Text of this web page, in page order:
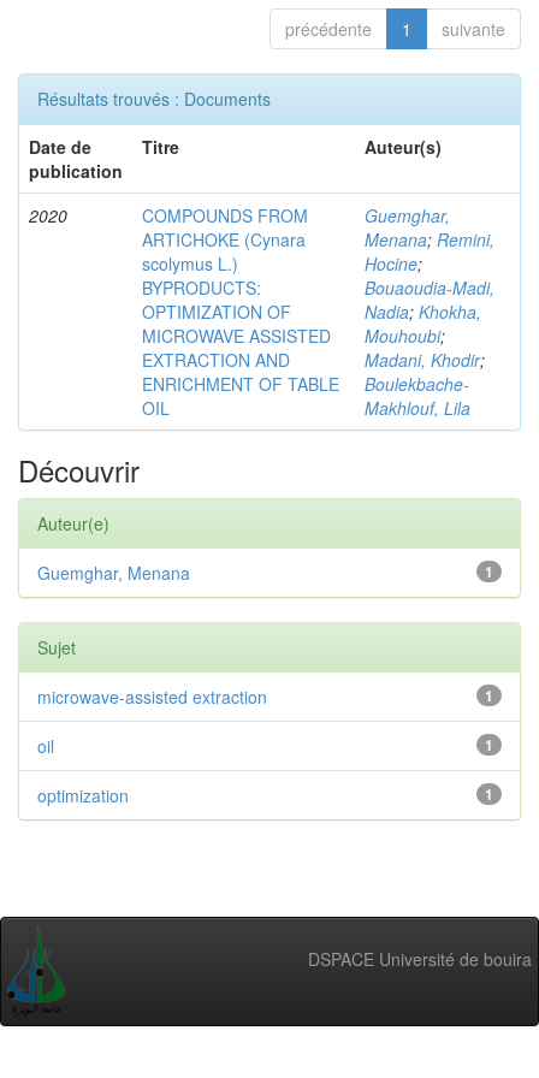
précédente 1 suivante
Résultats trouvés : Documents
Date de
publication
Titre Auteur(s)
2020
COMPOUNDS FROM
ARTICHOKE (Cynara
scolymus L.)
BYPRODUCTS:
OPTIMIZATION OF
MICROWAVE ASSISTED
EXTRACTION AND
ENRICHMENT OF TABLE
OIL
Guemghar,
Menana; Remini,
Hocine;
Bouaoudia-Madi,
Nadia; Khokha,
Mouhoubi;
Madani, Khodir;
Boulekbache-
Makhlouf, Lila
Découvrir
Auteur(e)
1
Guemghar, Menana
Sujet
1
microwave-assisted extraction
1
oil
1
optimization
DSPACE Université de bouira